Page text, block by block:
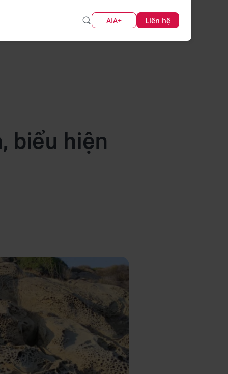
AIA+ Liên hệ
biểu hiện